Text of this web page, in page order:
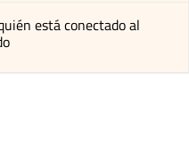
está conectado al